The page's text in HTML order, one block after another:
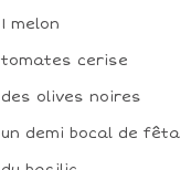
1 melon
tomates cerise
des olives noires
un demi bocal de fêta